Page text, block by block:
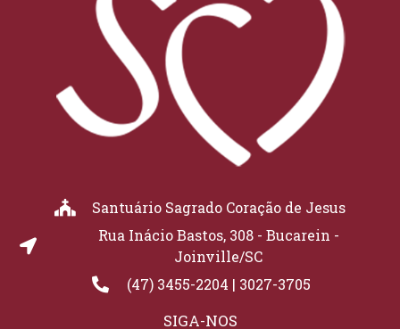
Santuário Sagrado Coração de Jesus
Rua Inácio Bastos, 308 - Bucarein -
Joinville/SC
(47) 3455-2204 | 3027-3705
SIGA-NOS